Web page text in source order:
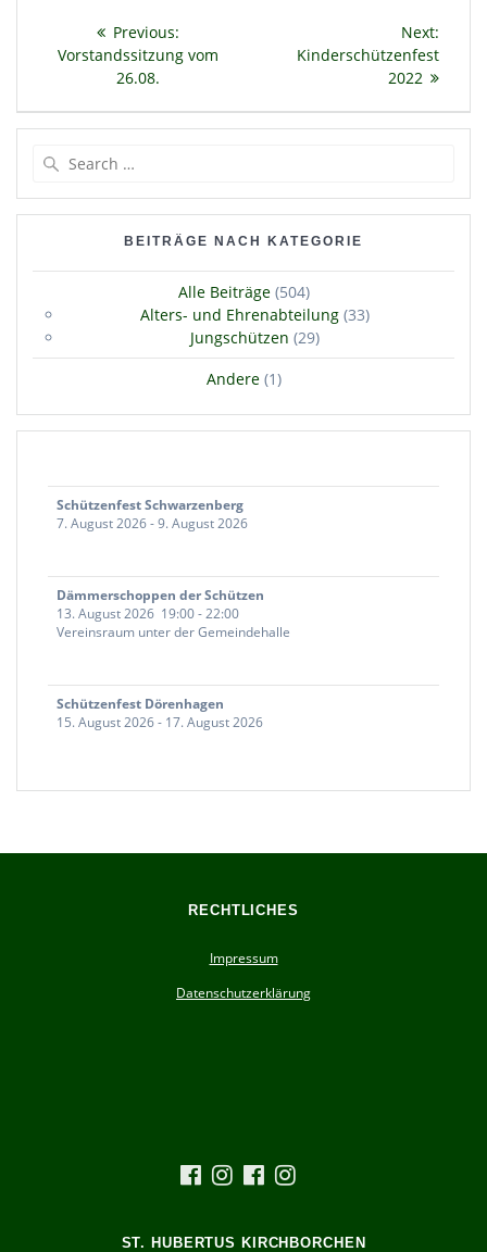
Beitragsnavigation
Previous:Previous
post:
Vorstandssitzung vom
26.08.
Next:
post:
Kinderschützenfest
2022
BEITRÄGE NACH KATEGORIE
Alle Beiträge(504)
Alters- und Ehrenabteilung (33)
Jungschützen (29)
Andere(1)
Schützenfest Schwarzenberg
7. August 2026-9. August 2026
Dämmerschoppen der Schützen
13. August 2026 19:00- 22:00
Vereinsraum unter der Gemeindehalle
Schützenfest Dörenhagen
15. August 2026- 17. August 2026
ST. HUBERTUS KIRCHBORCHEN
RECHTLICHES
Impressum
Datenschutzerklärung